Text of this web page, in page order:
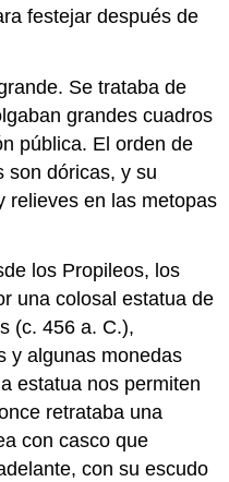
festejar después de
Se trataba de
grandes cuadros
pública. El orden de
son dóricas, y su
relieves en las metopas
los Propileos, los
una colosal estatua de
(c. 456 a. C.),
y algunas monedas
estatua nos permiten
retrataba una
con casco que
con su escudo